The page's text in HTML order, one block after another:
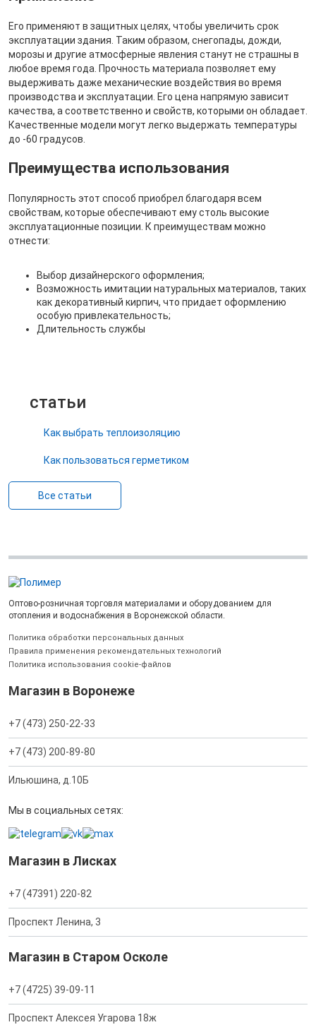
Его применяют в защитных целях, чтобы увеличить срок
эксплуатации здания. Таким образом, снегопады, дожди,
морозы и другие атмосферные явления станут не страшны в
любое время года. Прочность материала позволяет ему
выдерживать даже механические воздействия во время
производства и эксплуатации. Его цена напрямую зависит
качества, а соответственно и свойств, которыми он обладает.
Качественные модели могут легко выдержать температуры
до -60 градусов.
Преимущества использования
Популярность этот способ приобрел благодаря всем
свойствам, которые обеспечивают ему столь высокие
эксплуатационные позиции. К преимуществам можно
отнести:
Выбор дизайнерского оформления;
Возможность имитации натуральных материалов, таких
как декоративный кирпич, что придает оформлению
особую привлекательность;
Длительность службы
статьи
Как выбрать теплоизоляцию
Как пользоваться герметиком
Все статьи
Оптово-розничная торговля материалами и оборудованием для
отопления и водоснабжения в Воронежской области.
Политика обработки персональных данных
Правила применения рекомендательных технологий
Политика использования cookie-файлов
Магазин в Воронеже
+7 (473) 250-22-33
+7 (473) 200-89-80
Ильюшина, д.10Б
Мы в социальных сетях:
Магазин в Лисках
+7 (47391) 220-82
Проспект Ленина, 3
Магазин в Старом Осколе
+7 (4725) 39-09-11
Проспект Алексея Угарова 18ж